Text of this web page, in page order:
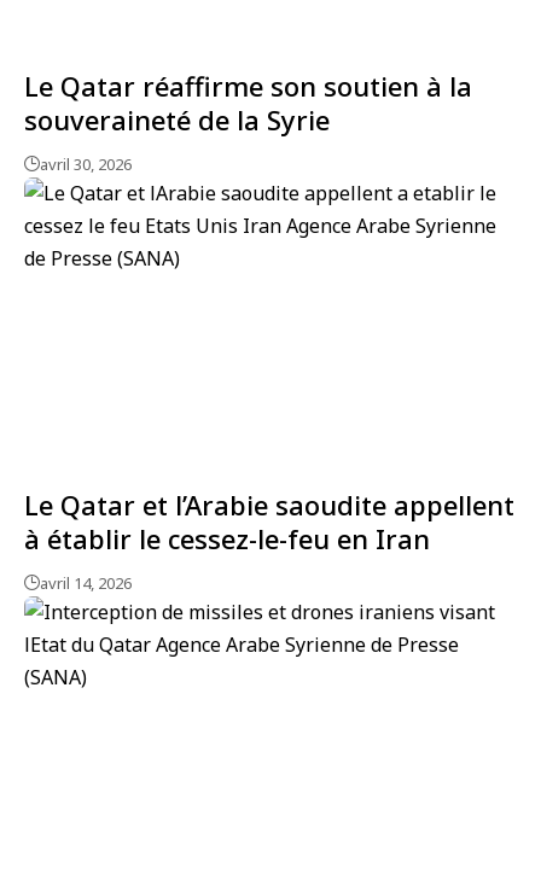
Le Qatar réaffirme son soutien à la
souveraineté de la Syrie
avril 30, 2026
Le Qatar et l’Arabie saoudite appellent
à établir le cessez-le-feu en Iran
avril 14, 2026